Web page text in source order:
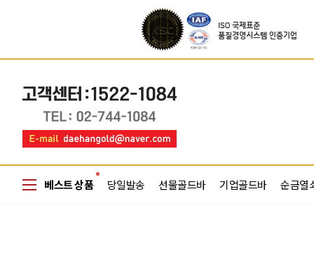
베스트 상품 당일발송 선물골드바 기업골드바 순금열